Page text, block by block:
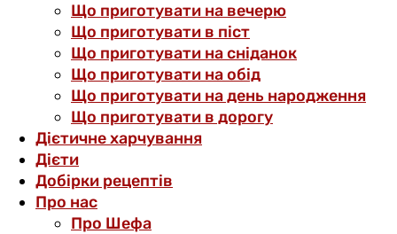
Що приготувати на вечерю
Що приготувати в піст
Що приготувати на сніданок
Що приготувати на обід
Що приготувати на день народження
Що приготувати в дорогу
Дієтичне харчування
Дієти
Добірки рецептів
Про нас
Про Шефа